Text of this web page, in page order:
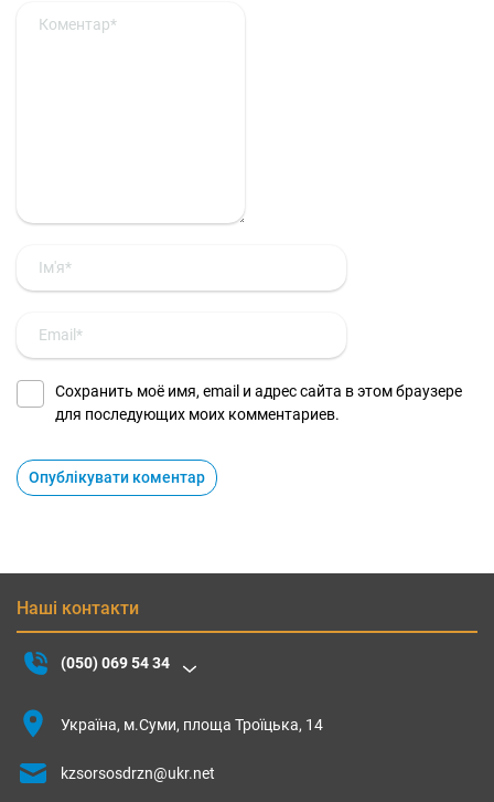
Сохранить моё имя, email и адрес сайта в этом браузере
для последующих моих комментариев.
Наші контакти
(050) 069 54 34
Україна, м.Суми, площа Троїцька, 14
kzsorsosdrzn@ukr.net